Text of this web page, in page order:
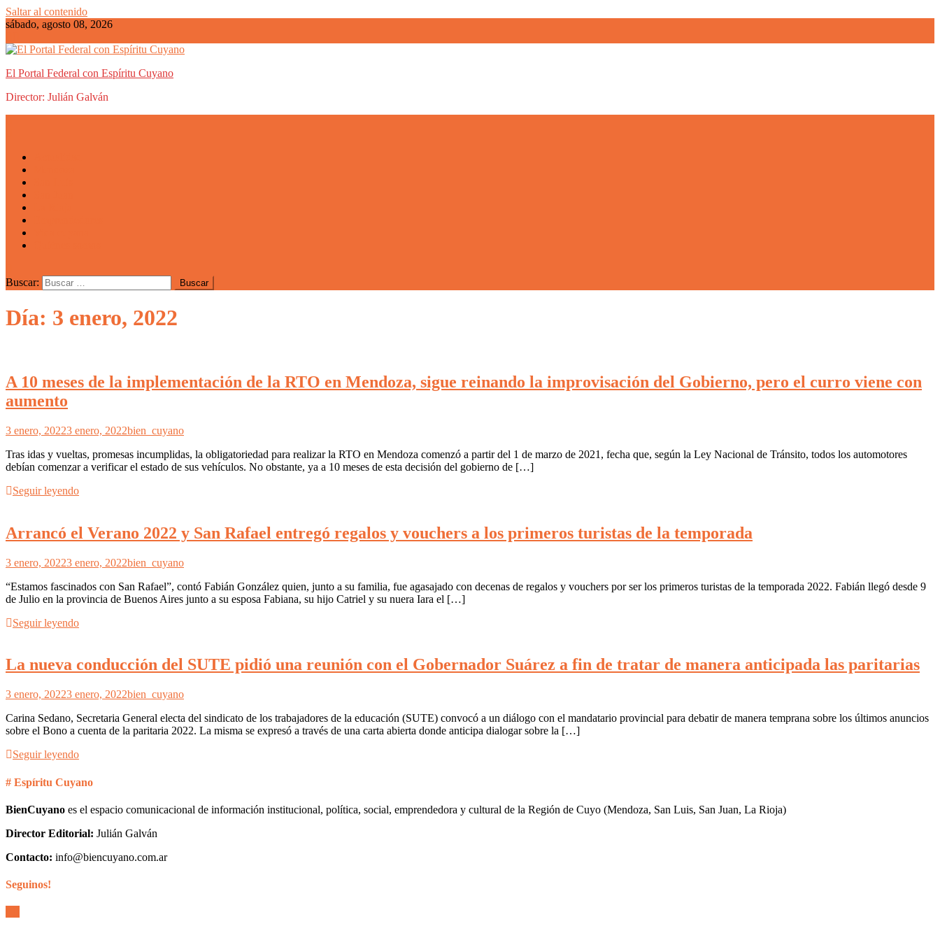
Saltar al contenido
sábado, agosto 08, 2026
El Portal Federal con Espíritu Cuyano
Director: Julián Galván
Buscar:
Día: 3 enero, 2022
A 10 meses de la implementación de la RTO en Mendoza, sigue reinando la improvisación del Gobierno, pero el curro viene con
aumento
3 enero, 20223 enero, 2022bien_cuyano
Tras idas y vueltas, promesas incumplidas, la obligatoriedad para realizar la RTO en Mendoza comenzó a partir del 1 de marzo de 2021, fecha que, según la Ley Nacional de Tránsito, todos los automotores
debían comenzar a verificar el estado de sus vehículos. No obstante, ya a 10 meses de esta decisión del gobierno de […]
Seguir leyendo
Arrancó el Verano 2022 y San Rafael entregó regalos y vouchers a los primeros turistas de la temporada
3 enero, 20223 enero, 2022bien_cuyano
“Estamos fascinados con San Rafael”, contó Fabián González quien, junto a su familia, fue agasajado con decenas de regalos y vouchers por ser los primeros turistas de la temporada 2022. Fabián llegó desde 9
de Julio en la provincia de Buenos Aires junto a su esposa Fabiana, su hijo Catriel y su nuera Iara el […]
Seguir leyendo
La nueva conducción del SUTE pidió una reunión con el Gobernador Suárez a fin de tratar de manera anticipada las paritarias
3 enero, 20223 enero, 2022bien_cuyano
Carina Sedano, Secretaria General electa del sindicato de los trabajadores de la educación (SUTE) convocó a un diálogo con el mandatario provincial para debatir de manera temprana sobre los últimos anuncios
sobre el Bono a cuenta de la paritaria 2022. La misma se expresó a través de una carta abierta donde anticipa dialogar sobre la […]
Seguir leyendo
# Espíritu Cuyano
BienCuyano es el espacio comunicacional de información institucional, política, social, emprendedora y cultural de la Región de Cuyo (Mendoza, San Luis, San Juan, La Rioja)
Director Editorial: Julián Galván
Contacto: info@biencuyano.com.ar
Seguinos!